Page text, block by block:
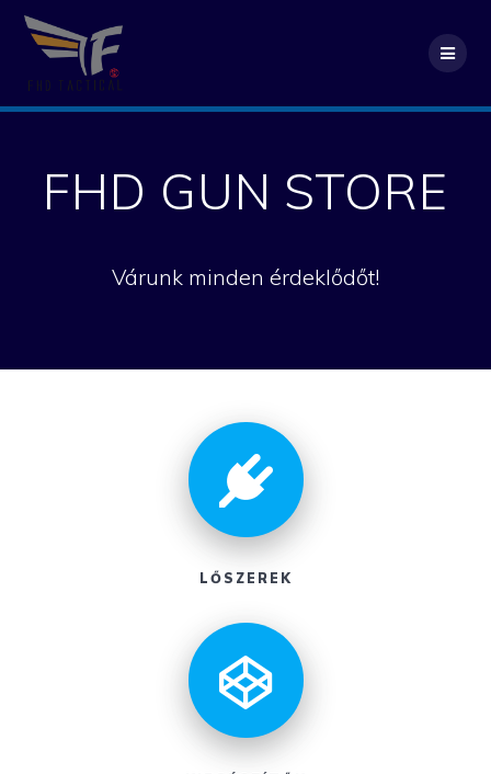
FHD GUN STORE
Várunk minden érdeklődőt!
LŐSZEREK